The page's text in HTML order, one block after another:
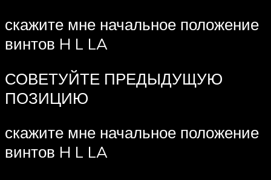
скажите мне начальное положение
винтов H L LA
СОВЕТУЙТЕ ПРЕДЫДУЩУЮ
ПОЗИЦИЮ
скажите мне начальное положение
винтов H L LA